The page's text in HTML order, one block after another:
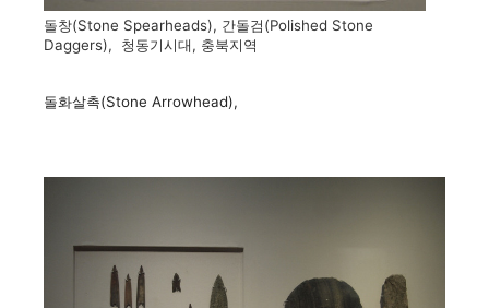
돌창(Stone Spearheads), 간돌검(Polished Stone
Daggers), 청동기시대, 충북지역
돌화살촉(Stone Arrowhead),